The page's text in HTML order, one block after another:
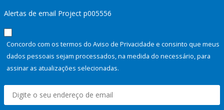
Alertas de email Project p005556
Concordo com os termos do Aviso de Privacidade e consinto que meus
dados pessoais sejam processados, na medida do necessário, para
assinar as atualizações selecionadas.